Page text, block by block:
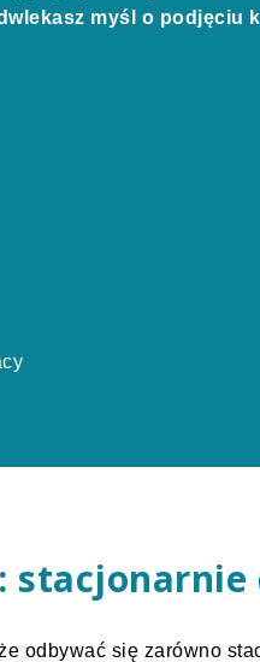
myśl o
stacjonarnie
odbywać się zarówno